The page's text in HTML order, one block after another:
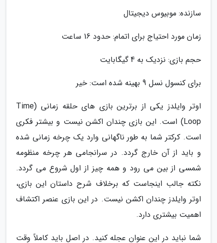
سازنده: موبیوس دیجیتال
زمان مورد احتیاج برای اتمام: حدود 16 ساعت
حجم بازی: نزدیک به 4 گیگابایت
برای کنسول نسل 9 بهینه شده است: خیر
اوتر وایلدز یکی از برترین بازی های حلقه زمانی (Time
Loop) است. این بازی چندان اکشن نیست و بیشتر فکری
است. کرکتر شما به طور ناگهانی وارد یک چرخه زمانی شده
و باید از آن خارج گردد. در سرانجامی هر چرخه منظومه
شمسی از بین می رود و همه چیز از اول شروع می گردد.
نکته جالب اینجاست که برخلاف شرح داستان این بازی،
اوتر وایلدز چندان اکشن نیست. در این بازی عنصر اکتشاف
اهمیت بیشتری دارد.
شما نباید در این عنوان عجله کنید. در اصل باید کاملاً وقت